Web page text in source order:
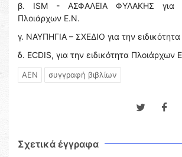
β. ISM - ΑΣΦΑΛΕΙΑ ΦΥΛΑΚΗΣ για
Πλοιάρχων Ε.Ν.
γ. ΝΑΥΠΗΓΙΑ – ΣΧΕΔΙΟ για την
δ. ECDIS, για την ειδικότητα Πλοιάρχων
ΑΕΝ συγγραφή βιβλίων
Σχετικά έγγραφα